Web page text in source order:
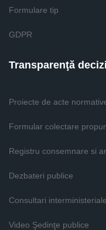
Formulare tip
GDPR
Transparenţă
Proiecte de acte
Formular colectare
Registru consemnare si
Dezbateri publice
Consultari interministeriale
Video Şedinţe publice